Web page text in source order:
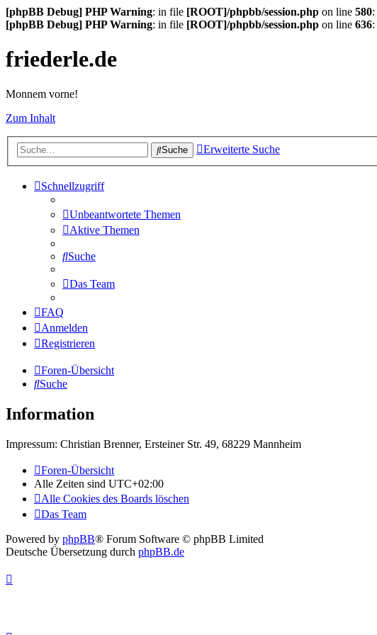
[phpBB Debug] PHP Warning: in file [ROOT]/phpbb/session.php on line 580:
[phpBB Debug] PHP Warning: in file [ROOT]/phpbb/session.php on line 636:
friederle.de
Monnem vorne!
Zum Inhalt
Suche Erweiterte Suche
Schnellzugriff
Unbeantwortete Themen
Aktive Themen
Suche
Das Team
FAQ
Anmelden
Registrieren
Foren-Übersicht
Suche
Information
Impressum: Christian Brenner, Ersteiner Str. 49, 68229 Mannheim
Foren-Übersicht
Alle Zeiten sind UTC+02:00
Alle Cookies des Boards löschen
Das Team
Powered by phpBB® Forum Software © phpBB Limited
Deutsche Übersetzung durch phpBB.de